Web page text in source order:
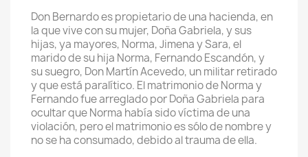
Don Bernardo es propietario de una hacienda, en
la que vive con su mujer, Doña Gabriela, y sus
hijas, ya mayores, Norma, Jimena y Sara, el
marido de su hija Norma, Fernando Escandón, y
su suegro, Don Martín Acevedo, un militar retirado
y que está paralítico. El matrimonio de Norma y
Fernando fue arreglado por Doña Gabriela para
ocultar que Norma había sido víctima de una
violación, pero el matrimonio es sólo de nombre y
no se ha consumado, debido al trauma de ella.